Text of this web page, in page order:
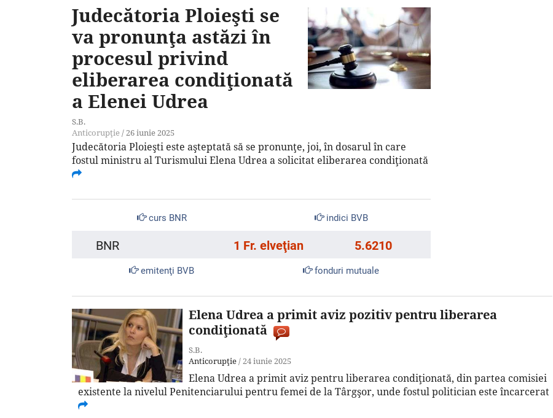
Judecătoria Ploieşti se
va pronunţa astăzi în
procesul privind
eliberarea condiţionată
a Elenei Udrea
S.B.
Anticorupţie / 26 iunie 2025
Judecătoria Ploieşti este aşteptată să se pronunţe, joi, în dosarul în care
fostul ministru al Turismului Elena Udrea a solicitat eliberarea condiţionată
curs BNR indici BVB
BNR 1 Fr. elveţian 5.6210
emitenţi BVB fonduri mutuale
Elena Udrea a primit aviz pozitiv pentru liberarea
condiţionată
S.B.
Anticorupţie / 24 iunie 2025
Elena Udrea a primit aviz pentru liberarea condiţionată, din partea comisiei
existente la nivelul Penitenciarului pentru femei de la Târgşor, unde fostul politician este încarcerat